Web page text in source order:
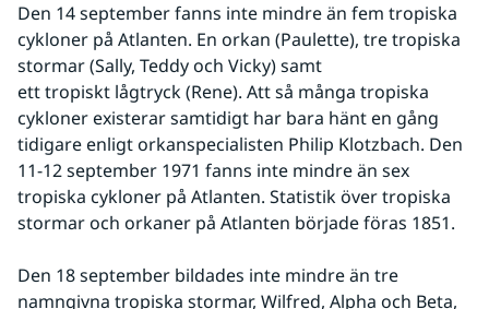
Den 14 september fanns inte mindre än fem tropiska
cykloner på Atlanten. En orkan (Paulette), tre tropiska
stormar (Sally, Teddy och Vicky) samt
ett tropiskt lågtryck (Rene). Att så många tropiska
cykloner existerar samtidigt har bara hänt en gång
tidigare enligt orkanspecialisten Philip Klotzbach. Den
11-12 september 1971 fanns inte mindre än sex
tropiska cykloner på Atlanten. Statistik över tropiska
stormar och orkaner på Atlanten började föras 1851.
Den 18 september bildades inte mindre än tre
namngivna tropiska stormar, Wilfred, Alpha och Beta,